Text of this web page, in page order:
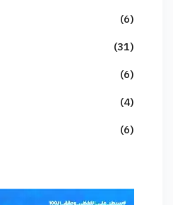
(6)
(31)
(6)
(4)
(6)